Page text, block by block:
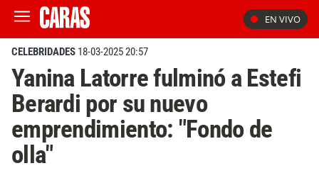
EN VIVO
CELEBRIDADES 18-03-2025 20:57
Yanina Latorre fulminó a Estefi
Berardi por su nuevo
emprendimiento: "Fondo de
olla"